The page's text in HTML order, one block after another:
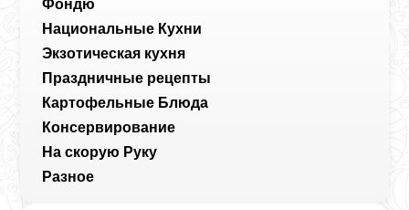
Фондю
Национальные Кухни
Экзотическая кухня
Праздничные рецепты
Картофельные Блюда
Консервирование
На скорую Руку
Разное